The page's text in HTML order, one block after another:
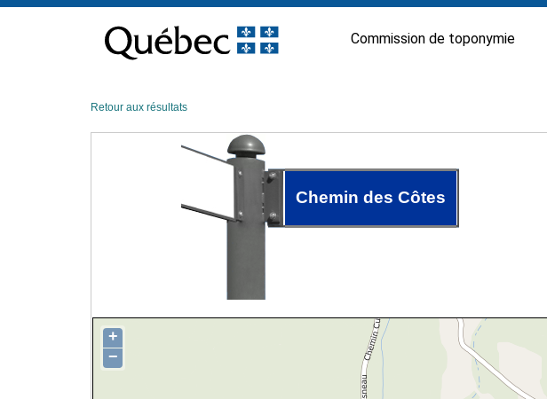
contenu
Commission de toponymie
Retour aux résultats
Chemin des Côtes
+
−